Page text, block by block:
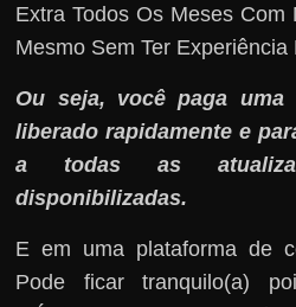
Extra Todos Os Meses Com
Mesmo Sem Ter Experiência
Ou seja, você paga
liberado rapidamente e
a todas as
disponibilizadas.
E em uma plataforma de
Pode ficar tranquilo(a)